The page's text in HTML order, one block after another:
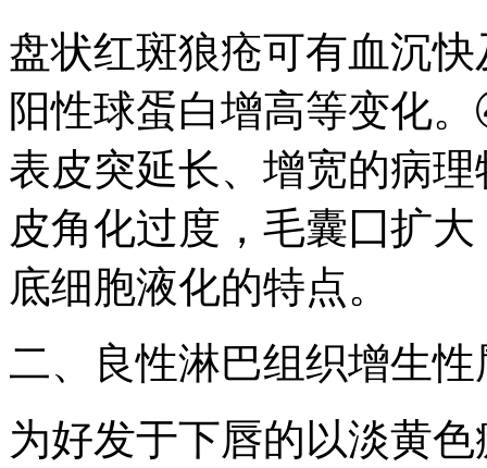
盘状红斑狼疮可有血沉
阳性球蛋白增高等变化
表皮突延长、增宽的病
皮角化过度，毛囊囗扩
底细胞液化的特点。
二、良性淋巴组织增生性
为好发于下唇的以淡黄